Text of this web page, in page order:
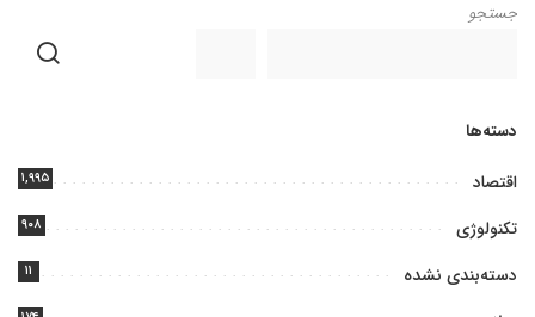
جستجو
دسته‌ها
اقتصاد ۱,۹۹۵
تکنولوژی ۹۰۸
دسته‌بندی نشده ۱۱